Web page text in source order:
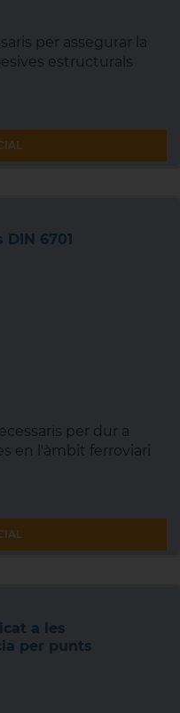
per assegurar la
estructurals
6701
per dur a
en l'àmbit ferroviari
a les
per punts